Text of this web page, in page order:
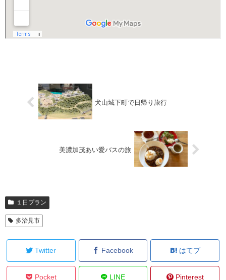
犬山城下町で日帰り旅行
美濃加茂あい愛バスの旅
１日プラン
多治見市
Twitter Facebook はてブ
Pocket LINE Pinterest